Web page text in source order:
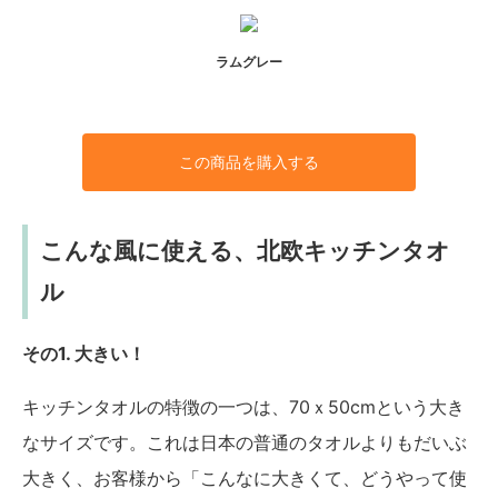
ラムグレー
この商品を購入する
こんな風に使える、北欧キッチンタオ
ル
その1. 大きい！
キッチンタオルの特徴の一つは、70ｘ50cmという大き
なサイズです。これは日本の普通のタオルよりもだいぶ
大きく、お客様から「こんなに大きくて、どうやって使